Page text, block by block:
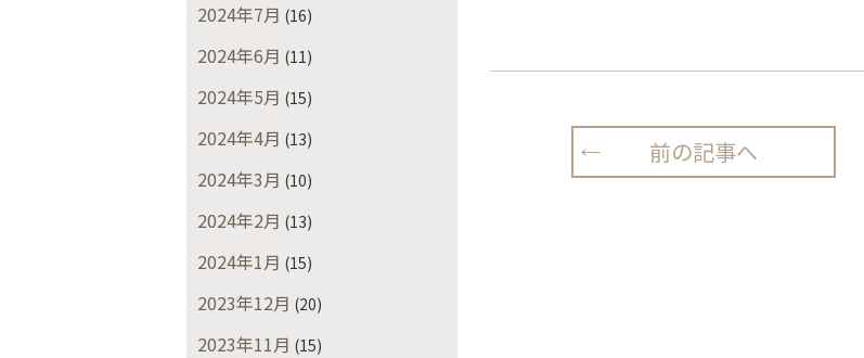
2024年7月 (16)
2024年6月 (11)
2024年5月 (15)
2024年4月 (13)
2024年3月 (10)
2024年2月 (13)
2024年1月 (15)
2023年12月 (20)
2023年11月 (15)
前の記事へ